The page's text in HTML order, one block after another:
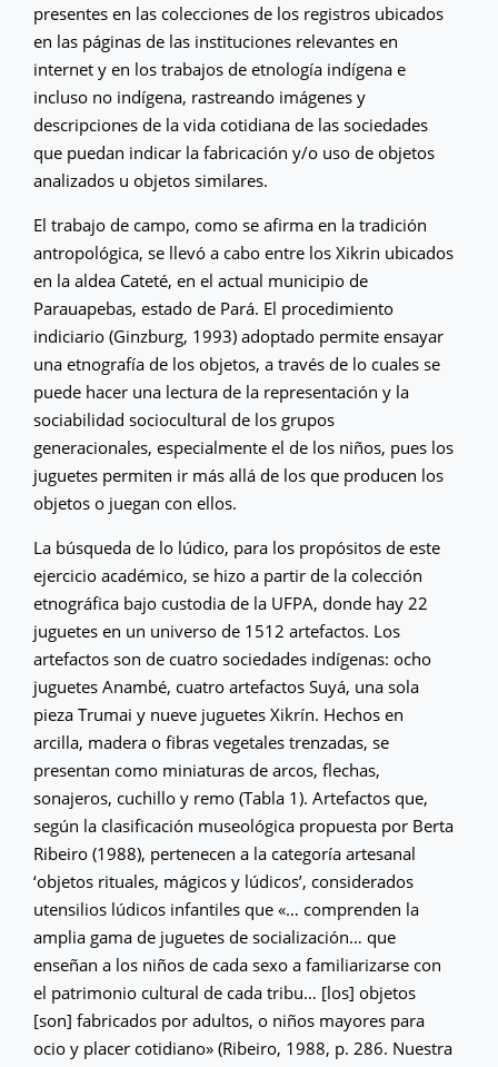
presentes en las colecciones de los registros ubicados
en las páginas de las instituciones relevantes en
internet y en los trabajos de etnología indígena e
incluso no indígena, rastreando imágenes y
descripciones de la vida cotidiana de las sociedades
que puedan indicar la fabricación y/o uso de objetos
analizados u objetos similares.
El trabajo de campo, como se afirma en la tradición
antropológica, se llevó a cabo entre los Xikrin ubicados
en la aldea Cateté, en el actual municipio de
Parauapebas, estado de Pará. El procedimiento
indiciario (Ginzburg, 1993) adoptado permite ensayar
una etnografía de los objetos, a través de lo cuales se
puede hacer una lectura de la representación y la
sociabilidad sociocultural de los grupos
generacionales, especialmente el de los niños, pues los
juguetes permiten ir más allá de los que producen los
objetos o juegan con ellos.
La búsqueda de lo lúdico, para los propósitos de este
ejercicio académico, se hizo a partir de la colección
etnográfica bajo custodia de la UFPA, donde hay 22
juguetes en un universo de 1512 artefactos. Los
artefactos son de cuatro sociedades indígenas: ocho
juguetes Anambé, cuatro artefactos Suyá, una sola
pieza Trumai y nueve juguetes Xikrín. Hechos en
arcilla, madera o fibras vegetales trenzadas, se
presentan como miniaturas de arcos, flechas,
sonajeros, cuchillo y remo (Tabla 1). Artefactos que,
según la clasificación museológica propuesta por Berta
Ribeiro (1988), pertenecen a la categoría artesanal
‘objetos rituales, mágicos y lúdicos’, considerados
utensilios lúdicos infantiles que «… comprenden la
amplia gama de juguetes de socialización… que
enseñan a los niños de cada sexo a familiarizarse con
el patrimonio cultural de cada tribu… [los] objetos
[son] fabricados por adultos, o niños mayores para
ocio y placer cotidiano» (Ribeiro, 1988, p. 286. Nuestra